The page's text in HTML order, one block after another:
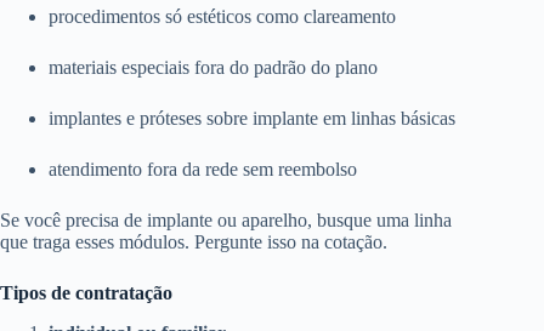
procedimentos só estéticos como clareamento
materiais especiais fora do padrão do plano
implantes e próteses sobre implante em linhas básicas
atendimento fora da rede sem reembolso
Se você precisa de implante ou aparelho, busque uma linha
que traga esses módulos. Pergunte isso na cotação.
Tipos de contratação